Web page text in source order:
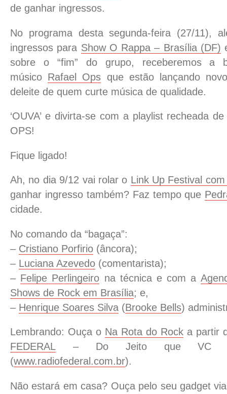
de ganhar ingressos.
No programa desta segunda-feira (27/11),
ingressos para Show O Rappa – Brasília (DF)
sobre o “fim” do grupo, receberemos a
músico Rafael Ops que estão lançando
deleite de quem curte música de qualidade.
‘OUVA’ e divirta-se com a playlist recheada
OPS!
Fique ligado!
Ah, no dia 9/12 vai rolar o Link Up Festival
ganhar ingresso também? Faz tempo que
cidade.
No comando da “bagaça”:
– Cristiano Porfirio (âncora);
– Luciana Azevedo (comentarista);
– Felipe Perlingeiro na técnica e com a
Shows de Rock em Brasília; e,
– Henrique Soares Silva (Brooke Bells)
Lembrando: Ouça o Na Rota do Rock a partir
FEDERAL – Do Jeito que VC
(www.radiofederal.com.br).
Não estará em casa? Ouça pelo seu gadget